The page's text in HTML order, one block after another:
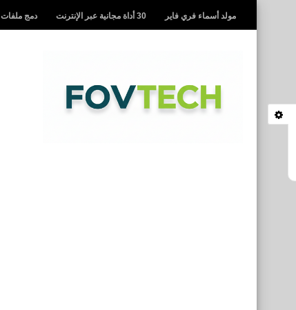
مولد أسماء فري فاير 30 أداة مجانية عبر الإنترنت دمج ملفات PDF